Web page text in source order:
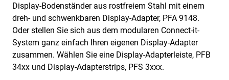
Display-Bodenständer aus rostfreiem Stahl mit einem
dreh- und schwenkbaren Display-Adapter, PFA 9148.
Oder stellen Sie sich aus dem modularen Connect-it-
System ganz einfach Ihren eigenen Display-Adapter
zusammen. Wählen Sie eine Display-Adapterleiste, PFB
34xx und Display-Adapterstrips, PFS 3xxx.